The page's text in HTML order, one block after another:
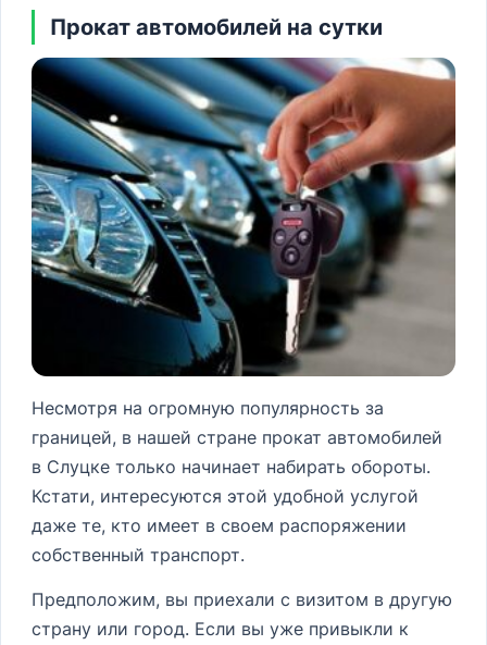
Прокат автомобилей на сутки
Несмотря на огромную популярность за
границей, в нашей стране прокат автомобилей
в Слуцке только начинает набирать обороты.
Кстати, интересуются этой удобной услугой
даже те, кто имеет в своем распоряжении
собственный транспорт.
Предположим, вы приехали с визитом в другую
страну или город. Если вы уже привыкли к